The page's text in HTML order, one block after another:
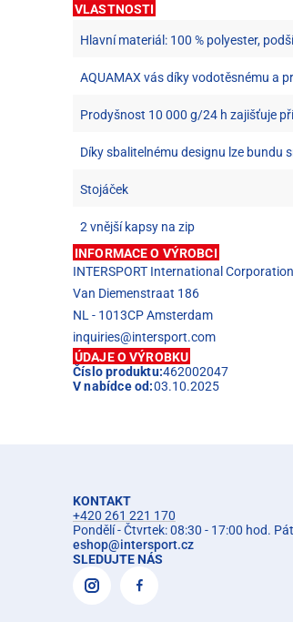
VLASTNOSTI
Hlavní materiál: 100 % polyester,
AQUAMAX vás díky vodotěsnému a
Prodyšnost 10 000 g/24 h zajišťuje
Díky sbalitelnému designu lze bundu
Stojáček
2 vnější kapsy na zip
INFORMACE O VÝROBCI
INTERSPORT International
Van Diemenstraat 186
NL - 1013CP Amsterdam
inquiries@intersport.com
ÚDAJE O VÝROBKU
Číslo produktu:462002047
V nabídce od:03.10.2025
KONTAKT
+420 261 221 170
Pondělí - Čtvrtek: 08:30 - 17:00 hod.
eshop@intersport.cz
SLEDUJTE NÁS